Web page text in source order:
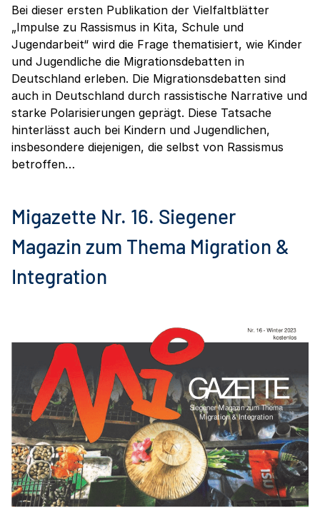
Bei dieser ersten Publikation der Vielfaltblätter
„Impulse zu Rassismus in Kita, Schule und
Jugendarbeit“ wird die Frage thematisiert, wie Kinder
und Jugendliche die Migrationsdebatten in
Deutschland erleben. Die Migrationsdebatten sind
auch in Deutschland durch rassistische Narrative und
starke Polarisierungen geprägt. Diese Tatsache
hinterlässt auch bei Kindern und Jugendlichen,
insbesondere diejenigen, die selbst von Rassismus
betroffen…
Migazette Nr. 16. Siegener
Magazin zum Thema Migration &
Integration